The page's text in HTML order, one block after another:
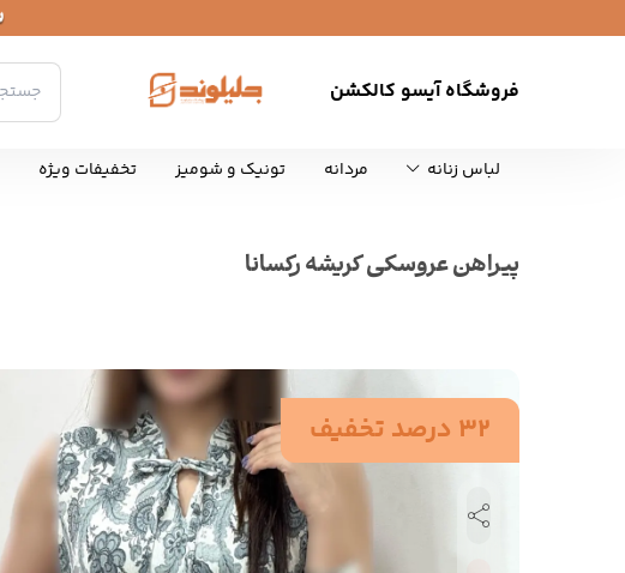
فروشگاه آیسو کالکشن
لباس زنانه مردانه تونیک و شومیز تخفیفات ویژه
پیراهن عروسکی کریشه رکسانا
32 درصد تخفیف